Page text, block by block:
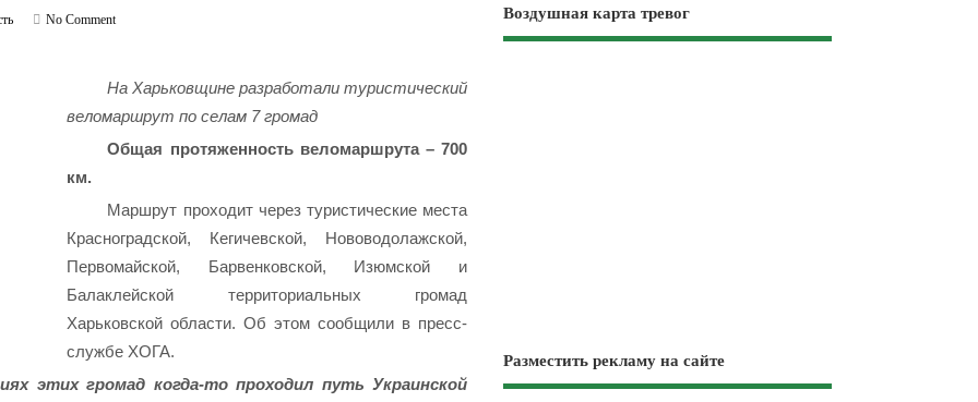
No Comment
На Харьковщине разработали туристический
веломаршрут по селам 7 громад
Общая протяженность веломаршрута – 700
км.
Маршрут проходит через туристические места
Красноградской, Кегичевской, Нововодолажской,
Первомайской, Барвенковской, Изюмской и
Балаклейской территориальных громад
Харьковской области. Об этом сообщили в пресс-
службе ХОГА.
этих громад когда-то проходил путь Украинской
Воздушная карта тревог
Разместить рекламу на сайте